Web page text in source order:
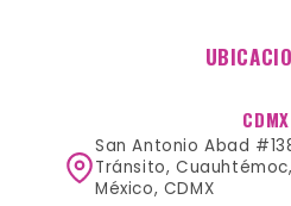
CDMX
San Antonio Abad
Tránsito,
México, CDMX